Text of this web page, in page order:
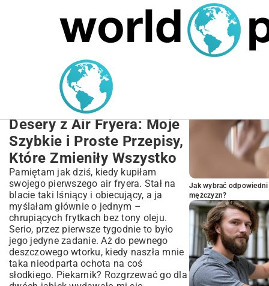
MARIUSZ ŁAMAGA 27.09.2025
Przepisy na Desery z Air
Fryera: Szybkie, Łatwe,
Zdrowe Słodkości
Desery z Air Fryera: Moje
Szybkie i Proste Przepisy,
Które Zmieniły Wszystko
Pamiętam jak dziś, kiedy kupiłam
swojego pierwszego air fryera. Stał na
blacie taki lśniący i obiecujący, a ja
myślałam głównie o jednym –
chrupiących frytkach bez tony oleju.
Serio, przez pierwsze tygodnie to było
jego jedyne zadanie. Aż do pewnego
deszczowego wtorku, kiedy naszła mnie
taka nieodparta ochota na coś
słodkiego. Piekarnik? Rozgrzewać go dla
Jak wybrać
mężczyzn?